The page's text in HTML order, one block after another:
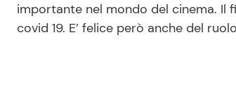
importante nel mondo del cinema. Il
covid 19. E’ felice però anche del